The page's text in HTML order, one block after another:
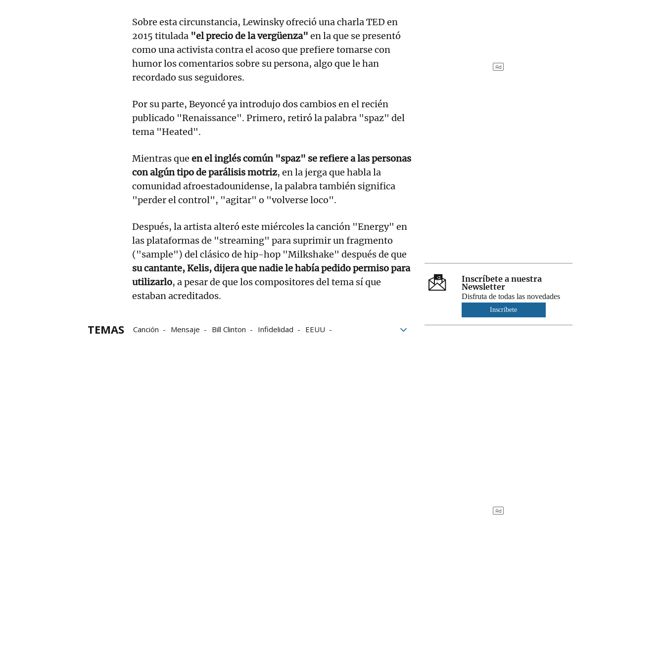
Sobre esta circunstancia, Lewinsky ofreció una charla TED en
2015 titulada "el precio de la vergüenza" en la que se presentó
como una activista contra el acoso que prefiere tomarse con
humor los comentarios sobre su persona, algo que le han
recordado sus seguidores.
Por su parte, Beyoncé ya introdujo dos cambios en el recién
publicado "Renaissance". Primero, retiró la palabra "spaz" del
tema "Heated".
Mientras que en el inglés común "spaz" se refiere a las personas
con algún tipo de parálisis motriz, en la jerga que habla la
comunidad afroestadounidense, la palabra también significa
"perder el control", "agitar" o "volverse loco".
Después, la artista alteró este miércoles la canción "Energy" en
las plataformas de "streaming" para suprimir un fragmento
("sample") del clásico de hip-hop "Milkshake" después de que
su cantante, Kelis, dijera que nadie le había pedido permiso para
utilizarlo, a pesar de que los compositores del tema sí que
estaban acreditados.
TEMAS Canción Mensaje Bill Clinton Infidelidad
EEUU
Inscríbete a nuestra
Newsletter
Disfruta de todas las novedades
Inscríbete